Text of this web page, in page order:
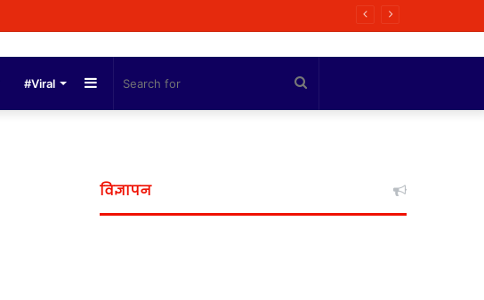
#Viral Sidebar
विज्ञापन